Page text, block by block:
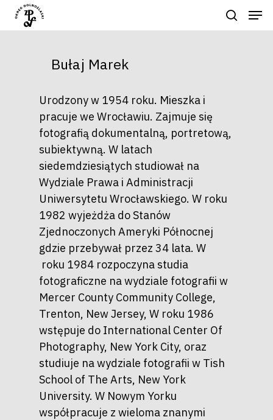
Naciśnij enter by wyszukać lub ESC
Bułaj Marek
Urodzony w 1954 roku. Mieszka i
pracuje we Wrocławiu. Zajmuje się
fotografią dokumentalną, portretową,
subiektywną. W latach
siedemdziesiątych studiował na
Wydziale Prawa i Administracji
Uniwersytetu Wrocławskiego. W roku
1982 wyjeżdża do Stanów
Zjednoczonych Ameryki Północnej
gdzie przebywał przez 34 lata. W
roku 1984 rozpoczyna studia
fotograficzne na wydziale fotografii w
Mercer County Community College,
Trenton, New Jersey, W roku 1986
wstępuje do International Center Of
Photography, New York City, oraz
studiuje na wydziale fotografii w Tish
School of The Arts, New York
University. W Nowym Yorku
współpracuje z wieloma znanymi